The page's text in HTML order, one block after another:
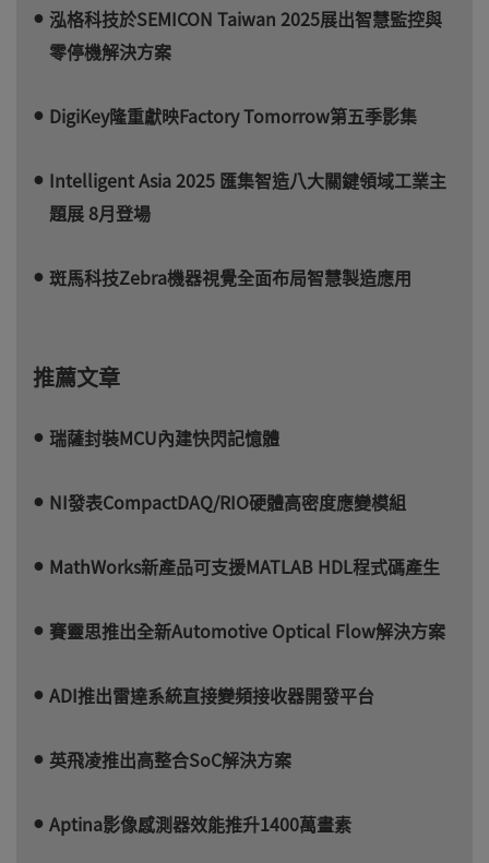
泓格科技於SEMICON Taiwan 2025展出智慧監控與
零停機解決方案
DigiKey隆重獻映Factory Tomorrow第五季影集
Intelligent Asia 2025 匯集智造八大關鍵領域工業主
題展 8月登場
斑馬科技Zebra機器視覺全面布局智慧製造應用
推薦文章
瑞薩封裝MCU內建快閃記憶體
NI發表CompactDAQ/RIO硬體高密度應變模組
MathWorks新產品可支援MATLAB HDL程式碼產生
賽靈思推出全新Automotive Optical Flow解決方案
ADI推出雷達系統直接變頻接收器開發平台
英飛凌推出高整合SoC解決方案
Aptina影像感測器效能推升1400萬畫素